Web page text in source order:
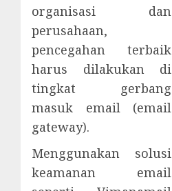
organisasi dan
perusahaan,
pencegahan terbaik
harus dilakukan di
tingkat gerbang
masuk email (email
gateway).
Menggunakan solusi
keamanan email